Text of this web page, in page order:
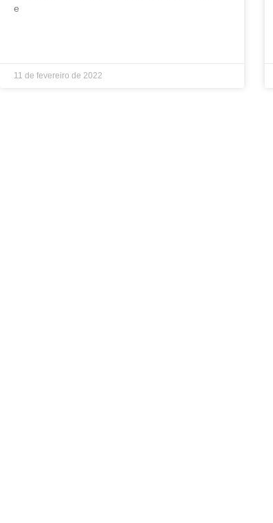
e
11 de fevereiro de 2022